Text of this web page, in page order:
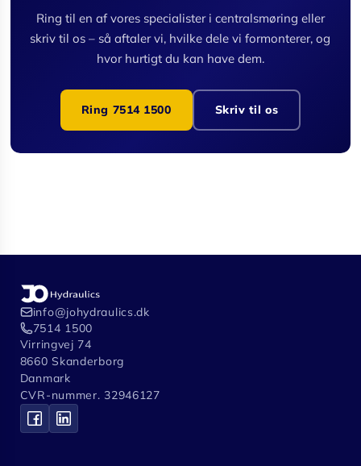
Ring til en af vores specialister i centralsmøring eller
skriv til os – så aftaler vi, hvilke dele vi formonterer, og
hvor hurtigt du kan have dem.
Ring 7514 1500 Skriv til os
info@johydraulics.dk
7514 1500
Virringvej 74
8660 Skanderborg
Danmark
CVR-nummer. 32946127